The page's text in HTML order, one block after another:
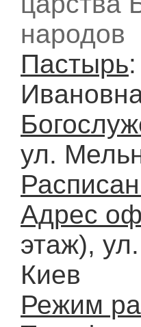
народов
Пастырь
ул.
Адрес
этаж),
Киев
Режим